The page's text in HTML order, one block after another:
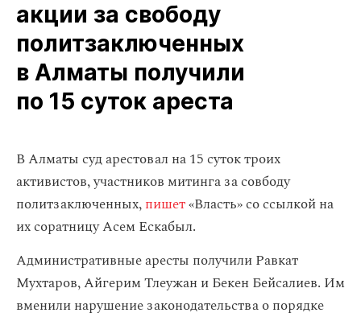
акции за свободу
политзаключенных
в Алматы получили
по 15 суток ареста
В Алматы суд арестовал на 15 суток троих
активистов, участников митинга за совбоду
политзаключенных,пишет«Власть» со ссылкой на
их соратницу Асем Ескабыл.
Административные аресты получили Равкат
Мухтаров, Айгерим Тлеужан и Бекен Бейсалиев. Им
вменили нарушение законодательства о порядке